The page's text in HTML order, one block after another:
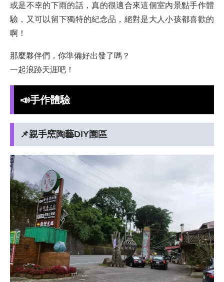
或是不幸的下雨的話，真的很適合來這個室內景點手作體
驗，又可以留下獨特的紀念品，絕對是大人小孩都喜歡的
啊！
那麼夥伴們，你準備好出發了嗎？
一起浪跡天涯吧！
📣手作體驗
📌親手窯陶藝DIY園區